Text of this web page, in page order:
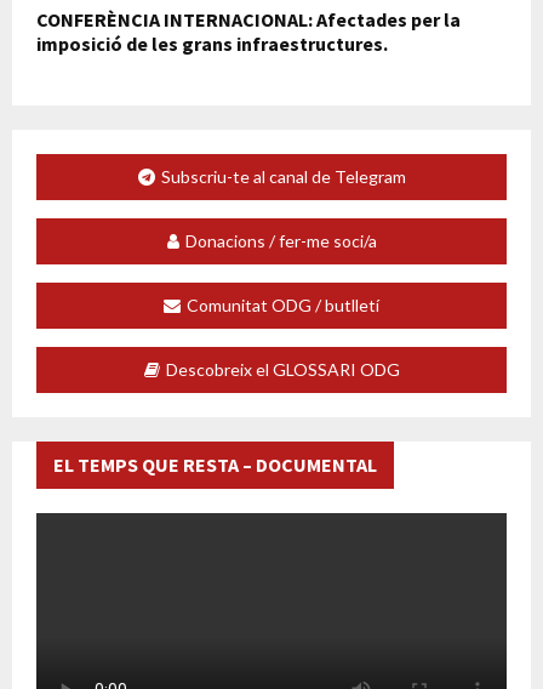
CONFERÈNCIA INTERNACIONAL: Afectades per la
imposició de les grans infraestructures.
Subscriu-te al canal de Telegram
Donacions / fer-me soci/a
Comunitat ODG / butlletí
Descobreix el GLOSSARI ODG
EL TEMPS QUE RESTA – DOCUMENTAL